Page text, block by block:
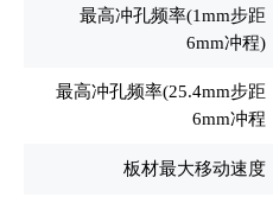
最高冲孔频率(1mm步距
6mm冲程)
最高冲孔频率(25.4mm步距
6mm冲程
板材最大移动速度